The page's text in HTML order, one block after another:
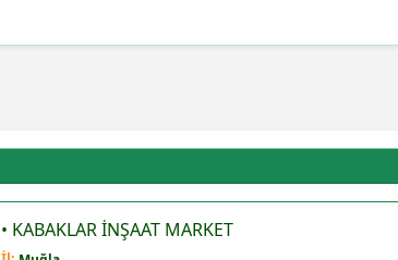
• KABAKLAR İNŞAAT MARKET